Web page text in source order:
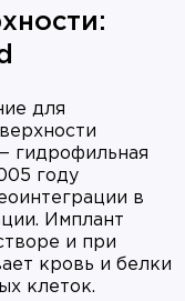
для
гидрофильная
году
в
Имплант
и при
кровь и белки
клеток.